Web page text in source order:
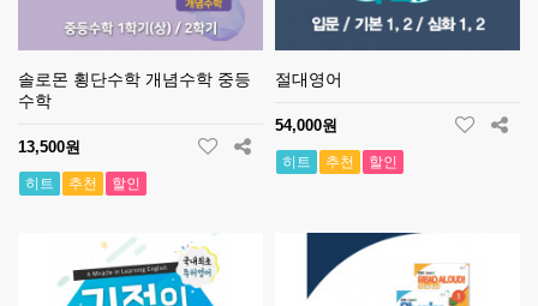
솔로몬 횡단수학 개념수학 중등
수학
13,500원
히트 추천 할인
절대영어
54,000원
히트 추천 할인